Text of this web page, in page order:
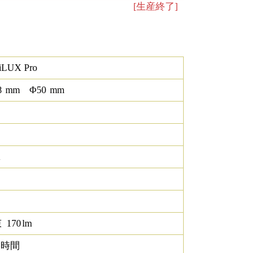
[生産終了]
Pro
mm Φ50 mm
170lm
間